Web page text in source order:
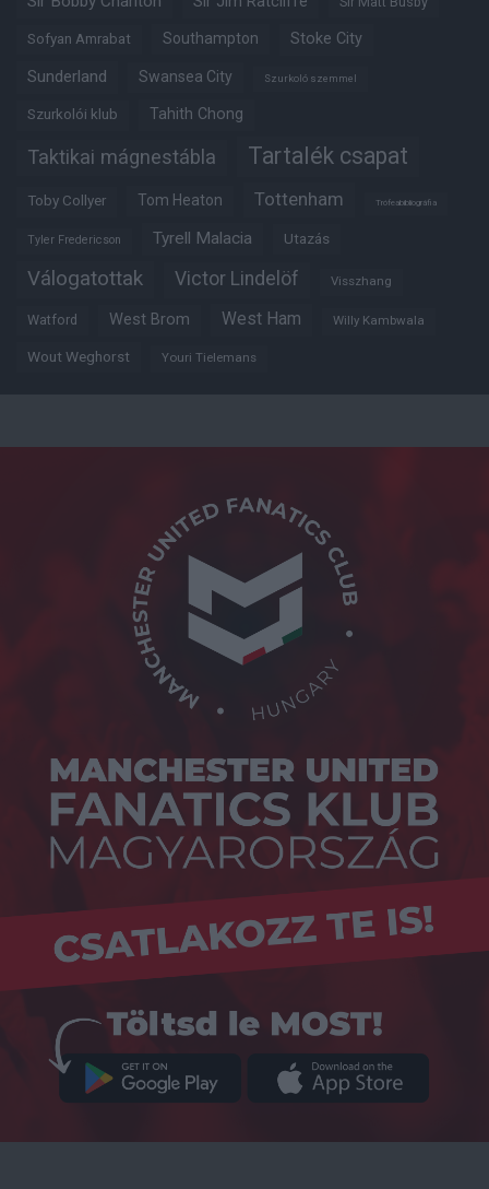
Sofyan Amrabat Southampton Stoke City
Sunderland Swansea City Szurkoló szemmel
Szurkolói klub Tahith Chong
Taktikai mágnestábla Tartalék csapat
Toby Collyer Tom Heaton Tottenham Trófeabibliográfia
Tyler Fredericson Tyrell Malacia Utazás
Válogatottak Victor Lindelöf Visszhang
Watford West Brom West Ham Willy Kambwala
Wout Weghorst Youri Tielemans